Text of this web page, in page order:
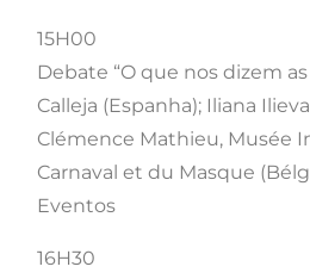
15H00
Debate “O que nos dizem as
Calleja (Espanha); Iliana
Clémence Mathieu, Musée
Carnaval et du Masque
Eventos
16H30